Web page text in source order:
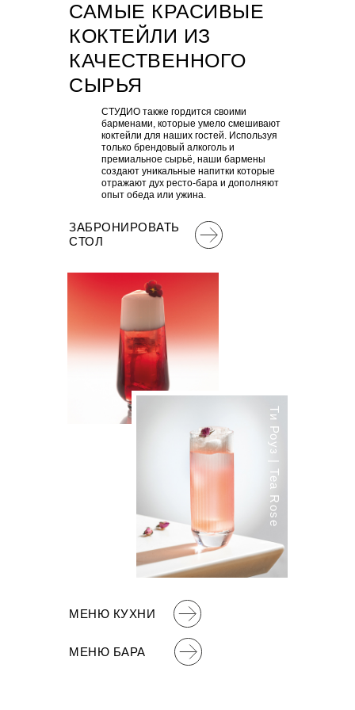
СТУДИО также гордится своими
барменами, которые умело смешивают
коктейли для наших гостей. Используя
только брендовый алкоголь и
премиальное сырьё, наши бармены
создают уникальные напитки которые
отражают дух ресто-бара и дополняют
опыт обеда или ужина.
САМЫЕ КРАСИВЫЕ
КОКТЕЙЛИ ИЗ
КАЧЕСТВЕННОГО
СЫРЬЯ
МЕНЮ БАРА
Ти Роуз | Tea Rose
ЗАБРОНИРОВАТЬ
СТОЛ
МЕНЮ КУХНИ